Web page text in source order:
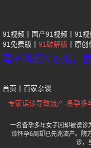
91视频 国产91视频 91视
91免费版
91破解版 原创
黑子网看片吃瓜，
首页 百家杂谈
专家误诊导致流产-备孕多
一名备孕多年女子因却被误诊
诊怀孕6周却已先兆流产。院
诊，